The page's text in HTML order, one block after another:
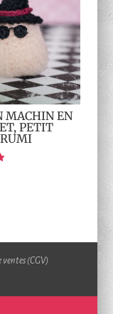
MACHIN EN
PETIT
ventes (CGV)